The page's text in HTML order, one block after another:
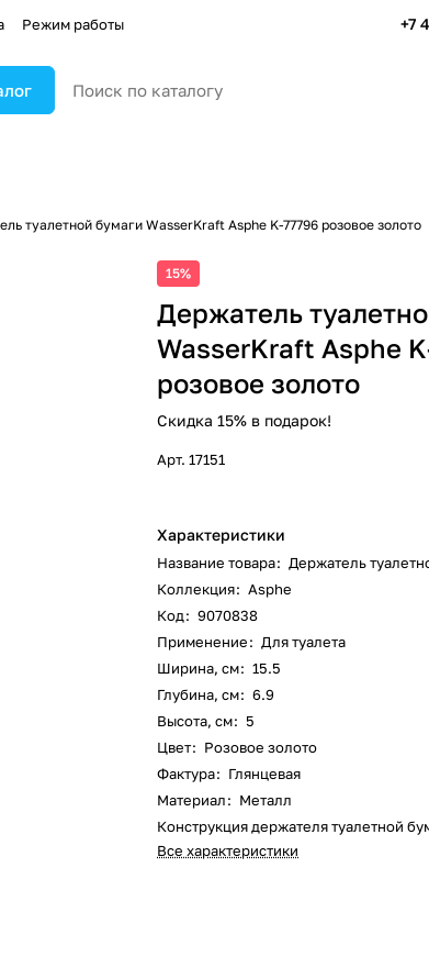
Режим работы +7
туалетной бумаги WasserKraft Asphe K-77796 розовое золото
15%
Держатель
WasserKraft Asphe
розовое золото
Скидка 15% в подарок!
Арт.17151
Характеристики
Название товара: Держатель
Коллекция: Asphe
Код: 9070838
Применение: Для туалета
Ширина, см: 15.5
Глубина, см: 6.9
Высота, см: 5
Цвет: Розовое золото
Фактура: Глянцевая
Материал: Металл
Конструкция держателя туалетной
Все характеристики